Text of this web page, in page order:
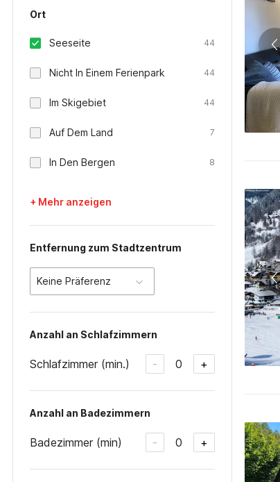
Ort
Seeseite 44
Nicht In Einem Ferienpark 44
Im Skigebiet 44
Auf Dem Land 7
In Den Bergen 8
+ Mehr anzeigen
Entfernung zum Stadtzentrum
Keine Präferenz
Anzahl an Schlafzimmern
Schlafzimmer (min.) - 0 +
Anzahl an Badezimmern
Badezimmer (min) - 0 +